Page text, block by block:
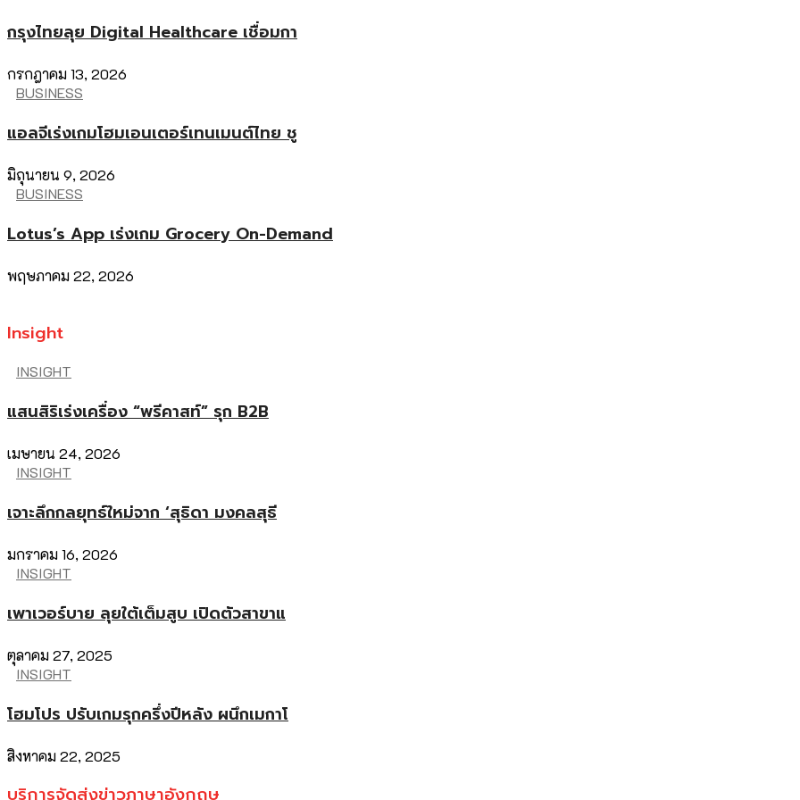
กรุงไทยลุย Digital Healthcare เชื่อมกา
กรกฎาคม 13, 2026
BUSINESS
แอลจีเร่งเกมโฮมเอนเตอร์เทนเมนต์ไทย ชู
มิถุนายน 9, 2026
BUSINESS
Lotus’s App เร่งเกม Grocery On-Demand
พฤษภาคม 22, 2026
Insight
INSIGHT
แสนสิริเร่งเครื่อง “พรีคาสท์” รุก B2B
เมษายน 24, 2026
INSIGHT
เจาะลึกกลยุทธ์ใหม่จาก ‘สุธิดา มงคลสุธี
มกราคม 16, 2026
INSIGHT
เพาเวอร์บาย ลุยใต้เต็มสูบ เปิดตัวสาขาแ
ตุลาคม 27, 2025
INSIGHT
โฮมโปร ปรับเกมรุกครึ่งปีหลัง ผนึกเมกาโ
สิงหาคม 22, 2025
บริการจัดส่งข่าวภาษาอังกฤษ